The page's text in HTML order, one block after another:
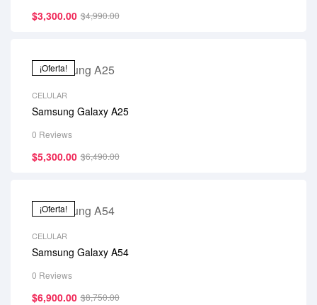
$4,990.00
$3,300.00
¡Oferta!
CELULAR
Samsung Galaxy A25
0 Reviews
$6,490.00
$5,300.00
¡Oferta!
CELULAR
Samsung Galaxy A54
0 Reviews
$8,750.00
$6,900.00